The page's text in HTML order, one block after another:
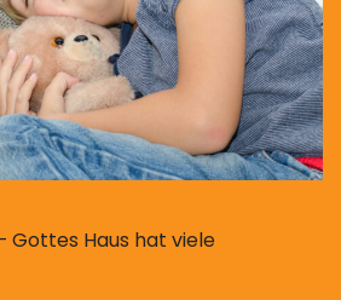
Gottes Haus hat viele